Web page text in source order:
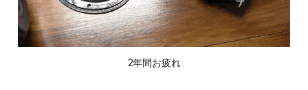
2年間お疲れ